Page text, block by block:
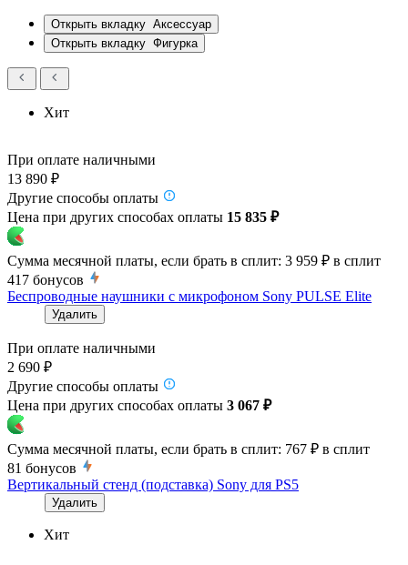
Открыть вкладку Аксессуар
Открыть вкладку Фигурка
Хит
При оплате наличными
13 890 ₽
Другие способы оплаты
Цена при других способах оплаты 15 835 ₽
Сумма месячной платы, если брать в сплит: 3 959 ₽ в сплит
417 бонусов
Беспроводные наушники с микрофоном Sony PULSE Elite
Удалить
При оплате наличными
2 690 ₽
Другие способы оплаты
Цена при других способах оплаты 3 067 ₽
Сумма месячной платы, если брать в сплит: 767 ₽ в сплит
81 бонусов
Вертикальный стенд (подставка) Sony для PS5
Удалить
Хит